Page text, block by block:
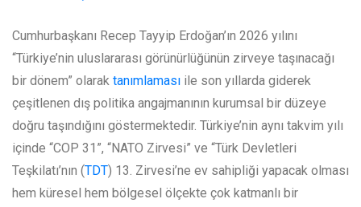
Cumhurbaşkanı Recep Tayyip Erdoğan’ın 2026 yılını
“Türkiye’nin uluslararası görünürlüğünün zirveye taşınacağı
bir dönem” olarak tanımlaması ile son yıllarda giderek
çeşitlenen dış politika angajmanının kurumsal bir düzeye
doğru taşındığını göstermektedir. Türkiye’nin aynı takvim yılı
içinde “COP 31”, “NATO Zirvesi” ve “Türk Devletleri
Teşkilatı’nın (TDT) 13. Zirvesi’ne ev sahipliği yapacak olması
hem küresel hem bölgesel ölçekte çok katmanlı bir